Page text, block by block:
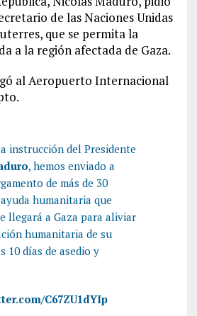
de las Naciones Unidas
que se permita la
a la región afectada de Gaza.
al Aeropuerto Internacional
instrucción del Presidente
, hemos enviado a
de más de 30
humanitaria que
llegará a Gaza para aliviar
humanitaria de su
10 días de asedio y
C67ZU1dYIp